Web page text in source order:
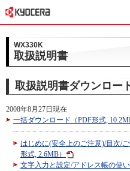
WX330K
取扱説明書
取扱説明書ダウンロー
2008年8月27日現在
一括ダウンロード（PDF形式,
はじめに(安全上のご注意)/目次/
形式, 2.6MB）
文字入力と設定/アドレス帳の使